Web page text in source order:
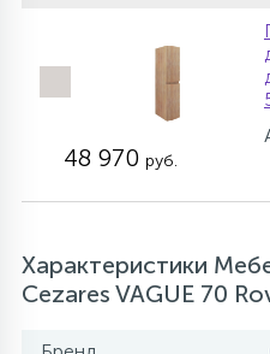
48 970 руб.
Характеристики
Cezares VAGUE 70